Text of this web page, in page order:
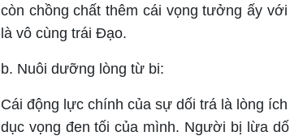
còn chồng chất thêm cái vọng tưởng ấy
là vô cùng trái Đạo.
b. Nuôi dưỡng lòng từ bi:
Cái động lực chính của sự dối trá là lòng
dục vọng đen tối của mình. Người bị lừa